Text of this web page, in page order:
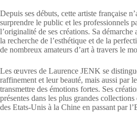
Depuis ses débuts, cette artiste française
surprendre le public et les professionnels
l’originalité de ses créations. Sa démarche
la recherche de l’esthétique et de la
de nombreux amateurs d’art à travers le
Les œuvres de Laurence JENK se
raffinement et leur beauté, mais aussi par
transmettre des émotions fortes. Ses
présentes dans les plus grandes
des Etats-Unis à la Chine en passant par